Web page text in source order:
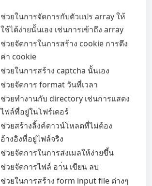
ช่วยในการจัดการกับตัวแปร array ให้
ใช้ได้ง่ายนั้นเอง เช่นการเข้าถึง array
ช่วยจัดการในการสร้าง cookie การดึง
ค่า cookie
ช่วยในการสร้าง captcha นั้นเอง
ช่วยจัดการ format วันที่เวลา
ช่วยทำงานกับ directory เช่นการแสดง
ไฟล์ที่อยู่ในโฟร์เดอร์
ช่วยสร้างลิ้งค์ดาวน์โหลดที่ไม่ต้อง
อ้างอิงที่อยู่ไฟล์จริง
ช่วยจัดการในการส่งเมลให้ง่ายขึ้น
ช่วยจัดการไฟล์ อา่น เขียน ลบ
ช่วยในการสร้าง form input file ต่างๆ